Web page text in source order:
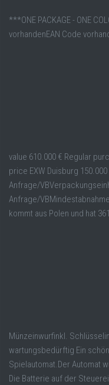
***ONE PACKAGE - ONE
vorhandenEAN Code
value 610.000 € Regular
price EXW Duisburg
Anfrage/
Anfrage/
kommt aus Polen und hat
Münzeinwurfinkl.
wartungsbedürftig Ein
Spielautomat.Der Automat
Die Batterie auf der